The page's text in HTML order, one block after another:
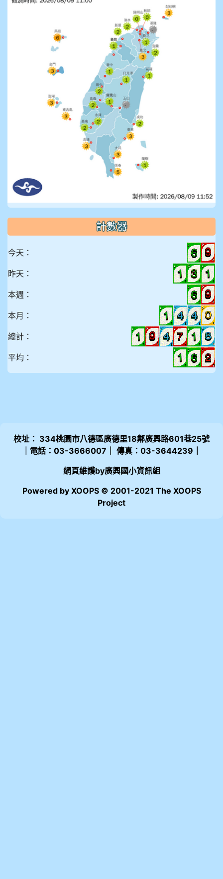
計數器
今天：
昨天：
本週：
本月：
總計：
平均：
校址： 334桃園市八德區廣德里18鄰廣興路601巷25號
｜電話：03-3666007｜ 傳真：03-3644239｜
網頁維護by廣興國小資訊組
Powered by XOOPS © 2001-2021 The XOOPS
Project